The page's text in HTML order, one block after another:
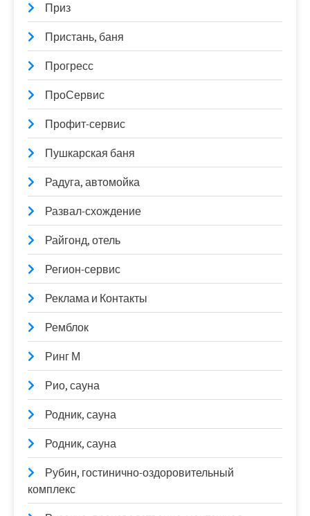
Приз
Пристань, баня
Прогресс
ПроСервис
Профит-сервис
Пушкарская баня
Радуга, автомойка
Развал-схождение
Райгонд, отель
Регион-сервис
Реклама и Контакты
Ремблок
Ринг М
Рио, сауна
Родник, сауна
Родник, сауна
Рубин, гостинично-оздоровительный
комплекс